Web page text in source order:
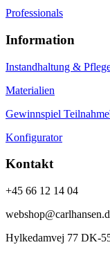
Professionals
Information
Instandhaltung &
Materialien
Gewinnspiel
Konfigurator
Kontakt
+45 66 12 14 04
Hylkedamvej 77 DK-